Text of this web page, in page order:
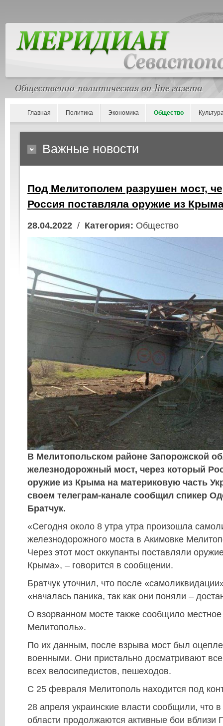
Главная Политика Экономика Общество
Важные новости
Под Мелитополем разрушен мост,
Россия поставляла оружие из
28.04.2022 / Категория: Общество
В Мелитопольском районе Запорожской
железнодорожный мост, через который
оружие из Крыма на материковую часть
своем телеграм-канале сообщил спикер
Братчук.
«Сегодня около 8 утра утра произошла
железнодорожного моста в Акимовке
Через этот мост оккупанты поставляли
Крыма», – говорится в сообщении.
Братчук уточнил, что после
«началась паника, так как они поняли –
О взорванном мосте также сообщило
Мелитополь».
По их данным, после взрыва мост был
военными. Они пристально досматривают
всех велосипедистов, пешеходов.
С 25 февраля Мелитополь находится под
28 апреля украинские власти сообщили, что
области продолжаются активные бои вблизи